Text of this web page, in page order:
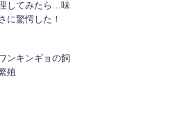
してみたら…味
に驚愕した！
ンキンギョの飼
殖